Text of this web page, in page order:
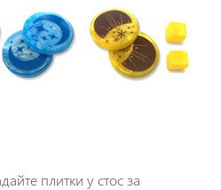
плитки у стос за